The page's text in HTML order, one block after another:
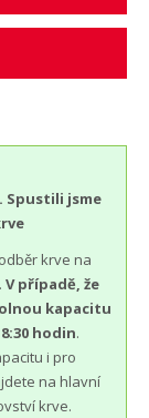
Spustili jsme
krve na
V případě, že
kapacitu
hodin.
i pro
na hlavní
krve.